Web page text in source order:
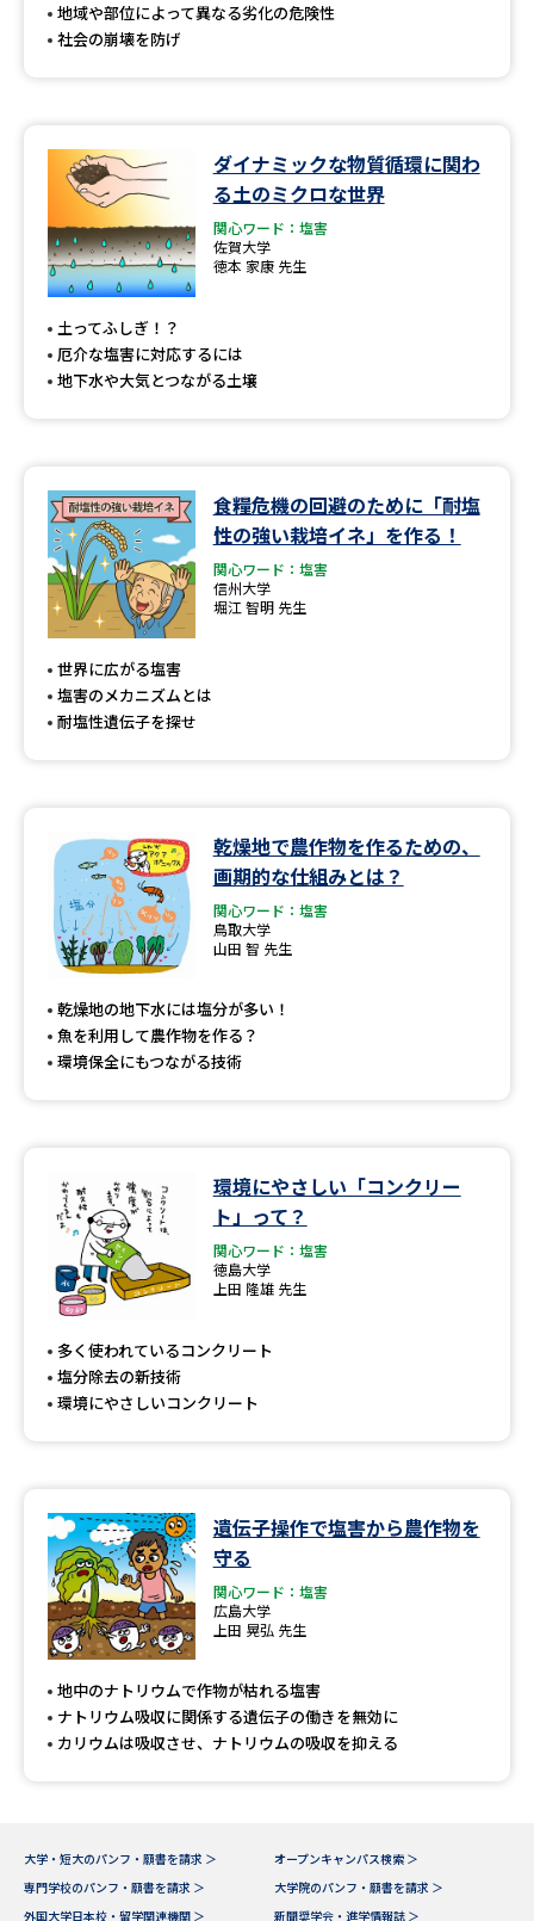
SELFBRAND特集ページ
オープンキャンパス検索 実施プログラムから探す
来場型・Web型イベント特集 夢ナビライブ
受験準備
先輩が入学を決めた理由 テレメール全国一斉進学調査
新生活お役立ちガイド
学問発見
学問のミニ講義「夢ナビ講義」 学問分野解説
学問の教科書 夢ナビライブ
Ｑ＆Ａ よくあるご質問
お支払いサイト
個人情報取扱規定
特定商取引表記
テレメール進学カタログ
訂正のご案内
地域や部位によって異なる劣化の危険性
社会の崩壊を防げ
ダイナミックな物質循環に関わ
る土のミクロな世界
関心ワード：塩害
佐賀大学
徳本 家康 先生
土ってふしぎ！？
厄介な塩害に対応するには
地下水や大気とつながる土壌
食糧危機の回避のために「耐塩
性の強い栽培イネ」を作る！
関心ワード：塩害
信州大学
堀江 智明 先生
世界に広がる塩害
塩害のメカニズムとは
耐塩性遺伝子を探せ
乾燥地で農作物を作るための、
画期的な仕組みとは？
関心ワード：塩害
鳥取大学
山田 智 先生
乾燥地の地下水には塩分が多い！
魚を利用して農作物を作る？
環境保全にもつながる技術
環境にやさしい「コンクリー
ト」って？
関心ワード：塩害
徳島大学
上田 隆雄 先生
多く使われているコンクリート
塩分除去の新技術
環境にやさしいコンクリート
遺伝子操作で塩害から農作物を
守る
関心ワード：塩害
広島大学
上田 晃弘 先生
地中のナトリウムで作物が枯れる塩害
ナトリウム吸収に関係する遺伝子の働きを無効に
カリウムは吸収させ、ナトリウムの吸収を抑える
大学・短大のパンフ・願書を請求 ＞
オープンキャンパス検索 ＞
専門学校のパンフ・願書を請求 ＞
大学院のパンフ・願書を請求 ＞
外国大学日本校・留学関連機関 ＞
新聞奨学会・進学情報誌 ＞